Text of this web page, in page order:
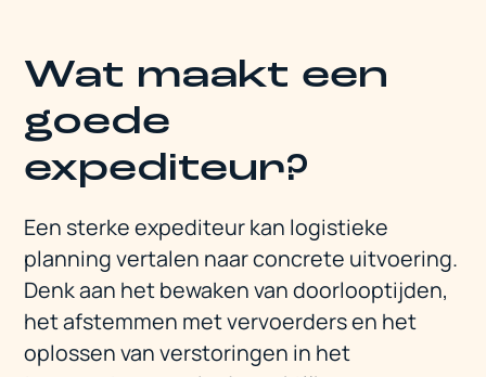
Wat maakt een
goede
expediteur?
Een sterke expediteur kan logistieke
planning vertalen naar concrete uitvoering.
Denk aan het bewaken van doorlooptijden,
het afstemmen met vervoerders en het
oplossen van verstoringen in het